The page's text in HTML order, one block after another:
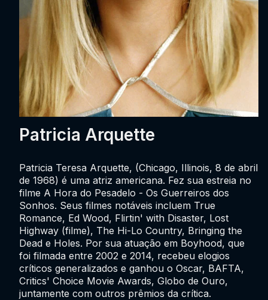
Patricia Arquette
Patricia Teresa Arquette, (Chicago, Illinois, 8 de abril
de 1968) é uma atriz americana. Fez sua estreia no
filme A Hora do Pesadelo - Os Guerreiros dos
Sonhos. Seus filmes notáveis incluem True
Romance, Ed Wood, Flirtin' with Disaster, Lost
Highway (filme), The Hi-Lo Country, Bringing the
Dead e Holes. Por sua atuação em Boyhood, que
foi filmada entre 2002 e 2014, recebeu elogios
críticos generalizados e ganhou o Oscar, BAFTA,
Critics' Choice Movie Awards, Globo de Ouro,
juntamente com outros prêmios da crítica.